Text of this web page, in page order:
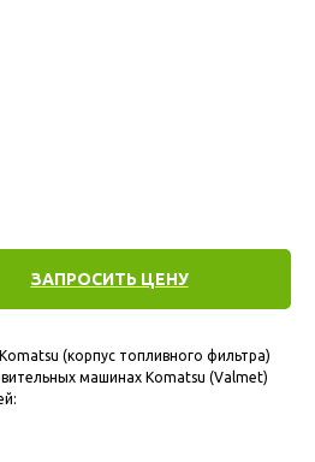
ЗАПРОСИТЬ ЦЕНУ
(корпус топливного фильтра)
машинах Komatsu (Valmet)